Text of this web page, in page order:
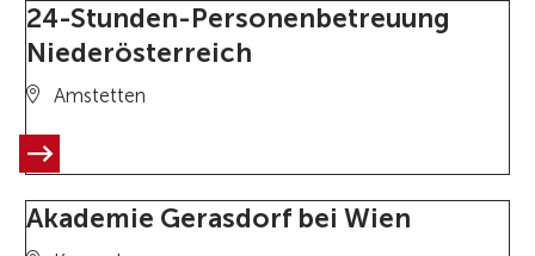
24-Stunden-Personenbetreuung
Niederösterreich
Amstetten
Akademie Gerasdorf bei Wien